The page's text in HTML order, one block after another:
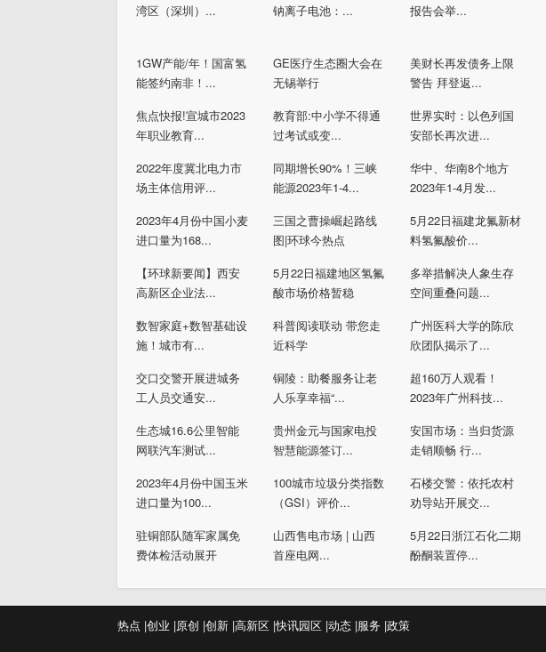
湾区（深圳）...
钠离子电池：...
报告会举...
1GW产能/年！国富氢
能签约南非！...
GE医疗生态圈大会在
无锡举行
美财长再发债务上限
警告 拜登返...
焦点快报!宣城市2023
年职业教育...
教育部:中小学不得通
过考试或变...
世界实时：以色列国
安部长再次进...
2022年度冀北电力市
场主体信用评...
同期增长90%！三峡
能源2023年1-4...
华中、华南8个地方
2023年1-4月发...
2023年4月份中国小麦
进口量为168...
三国之曹操崛起路线
图|环球今热点
5月22日福建龙氟新材
料氢氟酸价...
【环球新要闻】西安
高新区企业法...
5月22日福建地区氢氟
酸市场价格暂稳
多举措解决人象生存
空间重叠问题...
数智家庭+数智基础设
施！城市有...
科普阅读联动 带您走
近科学
广州医科大学的陈欣
欣团队揭示了...
交口交警开展进城务
工人员交通安...
铜陵：助餐服务让老
人乐享幸福“...
超160万人观看！
2023年广州科技...
生态城16.6公里智能
网联汽车测试...
贵州金元与国家电投
智慧能源签订...
安国市场：当归货源
走销顺畅 行...
2023年4月份中国玉米
进口量为100...
100城市垃圾分类指数
（GSI）评价...
石楼交警：依托农村
劝导站开展交...
驻铜部队随军家属免
费体检活动展开
山西售电市场 | 山西
首座电网...
5月22日浙江石化二期
酚酮装置停...
热点 |创业 |原创 |创新 |高新区 |快讯园区 |动态 |服务 |政策